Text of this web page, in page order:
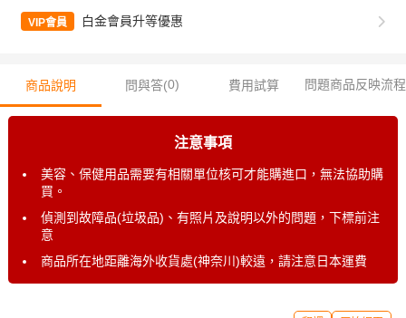
VIP會員 白金會員升等優惠
商品說明 問與答(0) 費用試算 問題商品反映流程
注意事項
美容、保健用品需要有相關單位核可才能購進口，無法協助購
買。
偵測到故障品(垃圾品)、有照片及說明以外的問題，下標前注
意
商品所在地距離海外收貨處(神奈川)較遠，請注意日本運費